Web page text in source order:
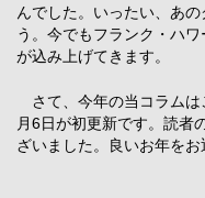
んでした。いったい、あ
う。今でもフランク・ハ
が込み上げてきます。
さて、今年の当コラムは
月6日が初更新です。読者
ざいました。良いお年をお